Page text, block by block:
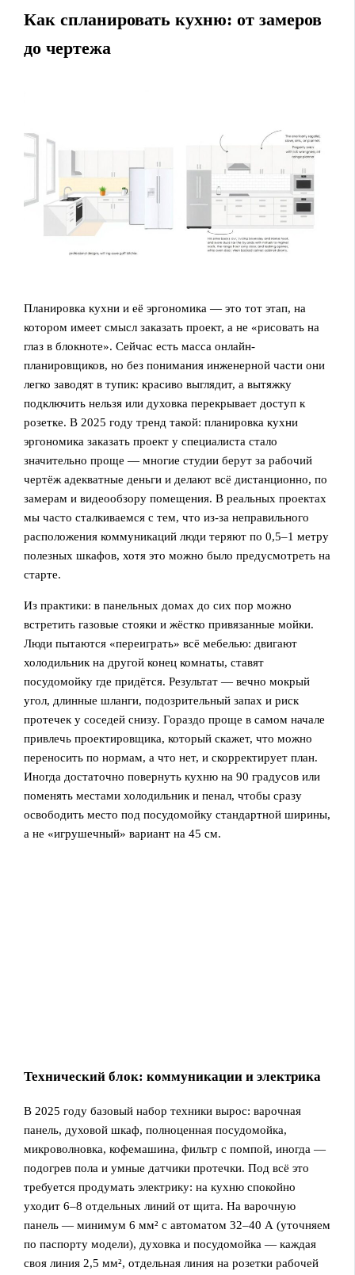
Как спланировать кухню: от замеров
до чертежа
Планировка кухни и её эргономика — это тот этап, на
котором имеет смысл заказать проект, а не «рисовать на
глаз в блокноте». Сейчас есть масса онлайн-
планировщиков, но без понимания инженерной части они
легко заводят в тупик: красиво выглядит, а вытяжку
подключить нельзя или духовка перекрывает доступ к
розетке. В 2025 году тренд такой: планировка кухни
эргономика заказать проект у специалиста стало
значительно проще — многие студии берут за рабочий
чертёж адекватные деньги и делают всё дистанционно, по
замерам и видеообзору помещения. В реальных проектах
мы часто сталкиваемся с тем, что из-за неправильного
расположения коммуникаций люди теряют по 0,5–1 метру
полезных шкафов, хотя это можно было предусмотреть на
старте.
Из практики: в панельных домах до сих пор можно
встретить газовые стояки и жёстко привязанные мойки.
Люди пытаются «переиграть» всё мебелью: двигают
холодильник на другой конец комнаты, ставят
посудомойку где придётся. Результат — вечно мокрый
угол, длинные шланги, подозрительный запах и риск
протечек у соседей снизу. Гораздо проще в самом начале
привлечь проектировщика, который скажет, что можно
переносить по нормам, а что нет, и скорректирует план.
Иногда достаточно повернуть кухню на 90 градусов или
поменять местами холодильник и пенал, чтобы сразу
освободить место под посудомойку стандартной ширины,
а не «игрушечный» вариант на 45 см.
Технический блок: коммуникации и электрика
В 2025 году базовый набор техники вырос: варочная
панель, духовой шкаф, полноценная посудомойка,
микроволновка, кофемашина, фильтр с помпой, иногда —
подогрев пола и умные датчики протечки. Под всё это
требуется продумать электрику: на кухню спокойно
уходит 6–8 отдельных линий от щита. На варочную
панель — минимум 6 мм² с автоматом 32–40 А (уточняем
по паспорту модели), духовка и посудомойка — каждая
своя линия 2,5 мм², отдельная линия на розетки рабочей